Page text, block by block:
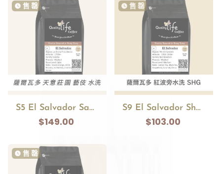
watch_later 售 罄
S5 El Salvador Sanda Ana La Divina Providencia washed Geisha
$149.00
watch_later 售 罄
S9 El Salvador Shg Monte Carmelo Red Bourbon Washed
$103.00
watch_later 售 罄